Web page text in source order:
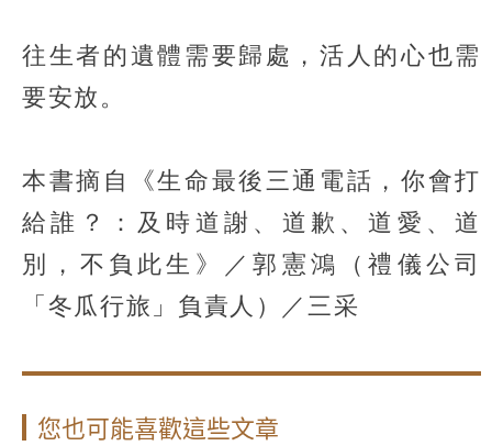
往生者的遺體需要歸處，活人的心也需
要安放。
本書摘自《生命最後三通電話，你會打
給誰？：及時道謝、道歉、道愛、道
別，不負此生》／郭憲鴻（禮儀公司
「冬瓜行旅」負責人）／三采
您也可能喜歡這些文章